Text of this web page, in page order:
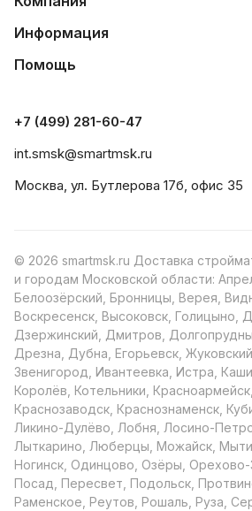
Информация
Помощь
+7 (499) 281-60-47
int.smsk@smartmsk.ru
Москва, ул. Бутлерова 17б, офис 35
© 2026 smartmsk.ru Доставка
и городам Московской области:
Белоозёрский, Бронницы, Верея,
Воскресенск, Высоковск, Голицыно,
Дзержинский, Дмитров,
Дрезна, Дубна, Егорьевск,
Звенигород, Ивантеевка, Истра,
Королёв, Котельники,
Краснозаводск, Краснознаменск,
Ликино-Дулёво, Лобня, Лосино-
Лыткарино, Люберцы, Можайск,
Ногинск, Одинцово, Озёры, Орехово-
Посад, Пересвет, Подольск,
Раменское, Реутов, Рошаль, Руза,